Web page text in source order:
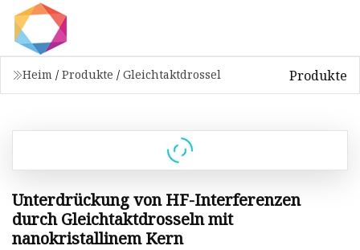
Heim / Produkte / Gleichtaktdrossel Produkte
Unterdrückung von HF-Interferenzen
durch Gleichtaktdrosseln mit
nanokristallinem Kern